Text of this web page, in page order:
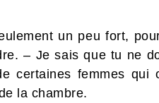
un peu fort,
– Je sais que tu ne
certaines femmes qui
la chambre.